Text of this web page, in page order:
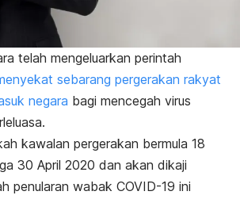
telah mengeluarkan perintah
sebarang pergerakan rakyat
negara bagi mencegah virus
kawalan pergerakan bermula 18
30 April 2020 dan akan dikaji
penularan wabak COVID-19 ini